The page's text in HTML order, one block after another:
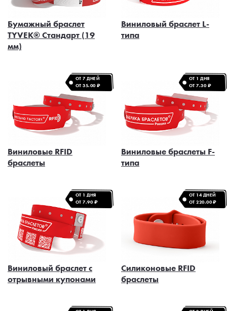
Бумажный браслет
TYVEK® Стандарт (19
мм)
Виниловый браслет L-
типа
Виниловые RFID
браслеты
ОТ 7 ДНЕЙ
ОТ 35.00 ₽
Виниловые браслеты F-
типа
ОТ 1 ДНЯ
ОТ 7.30 ₽
Виниловый браслет с
отрывными купонами
ОТ 1 ДНЯ
ОТ 7.90 ₽
Силиконовые RFID
браслеты
ОТ 14 ДНЕЙ
ОТ 220.00 ₽